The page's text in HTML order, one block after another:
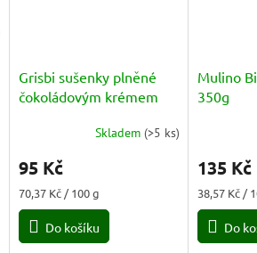
Grisbi sušenky plněné
čokoládovým krémem
produktu
5,0
5
Skladem (>5 ks)
95 Kč
Měrná
cena:
70,37 Kč / 100 g
Do košíku
Mulino
350g
produktu
5,0
5
135 Kč
Měrná
cena:
38,57 Kč /
Do